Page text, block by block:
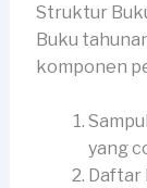
Struktur
Buku
komponen
yang
Daftar